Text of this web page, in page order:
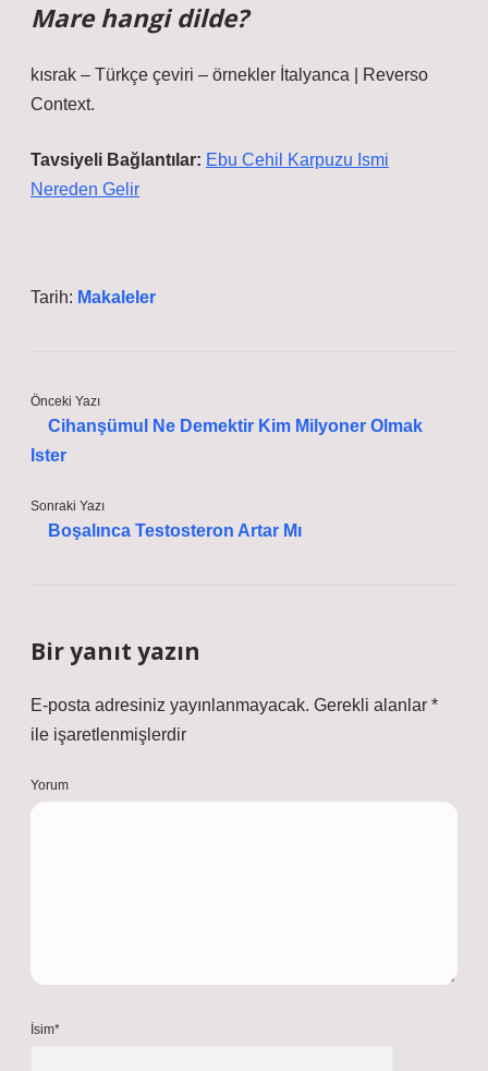
Mare hangi dilde?
kısrak – Türkçe çeviri – örnekler İtalyanca | Reverso
Context.
Tavsiyeli Bağlantılar: Ebu Cehil Karpuzu Ismi
Nereden Gelir
Tarih: Makaleler
Önceki Yazı
Cihanşümul Ne Demektir Kim Milyoner Olmak
Ister
Sonraki Yazı
Boşalınca Testosteron Artar Mı
Bir yanıt yazın
E-posta adresiniz yayınlanmayacak. Gerekli alanlar *
ile işaretlenmişlerdir
Yorum
İsim*